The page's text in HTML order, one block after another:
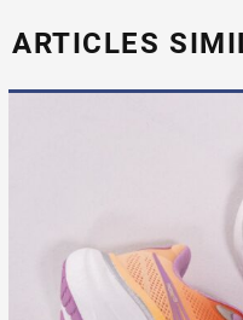
ARTICLES